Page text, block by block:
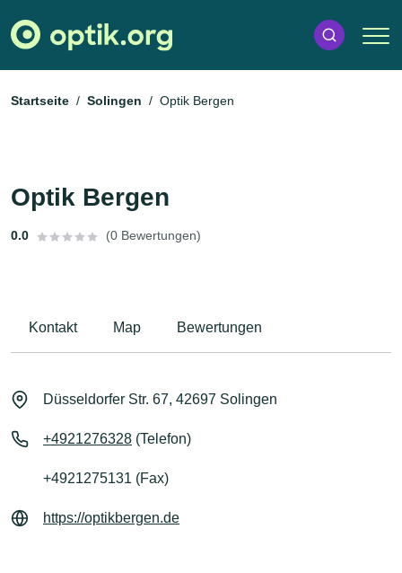
Startseite Solingen Optik Bergen
Optik Bergen
0.0 (0 Bewertungen)
Kontakt Map Bewertungen
Düsseldorfer Str. 67, 42697 Solingen
+4921276328 (Telefon)
+4921275131 (Fax)
https://optikbergen.de